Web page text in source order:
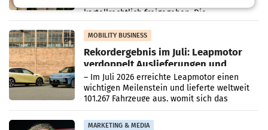
kartellrechtlich freigegeben: Die
Bundeswettbewerbsbehörde und der
Bundeskartellanwalt
MOBILITY BUSINESS
Rekordergebnis im Juli: Leapmotor
verdoppelt Auslieferungen und
überschreitet die 100.000er-Marke
– Im Juli 2026 erreichte Leapmotor einen
wichtigen Meilenstein und lieferte weltweit
101.267 Fahrzeuge aus, womit sich das
Ergebnis gegenüber Juli 2025 mehr als
verdoppelte (+102
MARKETING & MEDIA